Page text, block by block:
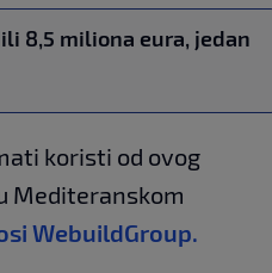
8,5 miliona eura, jedan
koristi od ovog
Mediteranskom
WebuildGroup.